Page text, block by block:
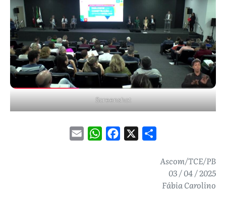
Screenshot
Email WhatsAppFacebook
Ascom/TCE/PB
03 / 04 / 2025
Fábia Carolino